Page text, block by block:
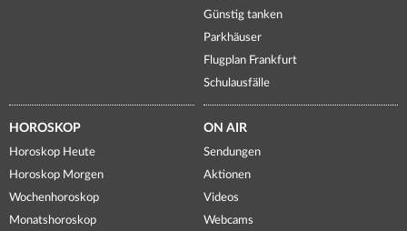
Günstig tanken
Parkhäuser
Flugplan Frankfurt
Schulausfälle
HOROSKOP
Horoskop Heute
Horoskop Morgen
Wochenhoroskop
Monatshoroskop
ON AIR
Sendungen
Aktionen
Videos
Webcams